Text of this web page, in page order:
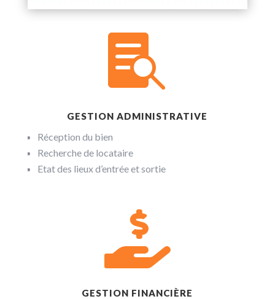

GESTION ADMINISTRATIVE
Réception du bien
Recherche de locataire
Etat des lieux d’entrée et sortie

GESTION FINANCIÈRE